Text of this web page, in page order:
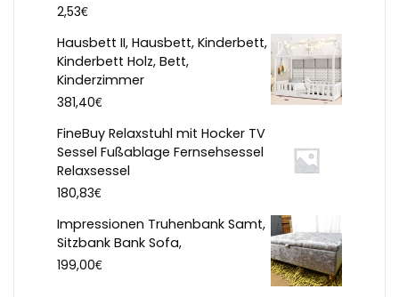
2,53€
Hausbett II, Hausbett, Kinderbett,
Kinderbett Holz, Bett,
Kinderzimmer
381,40€
FineBuy Relaxstuhl mit Hocker TV
Sessel Fußablage Fernsehsessel
Relaxsessel
180,83€
Impressionen Truhenbank Samt,
Sitzbank Bank Sofa,
199,00€